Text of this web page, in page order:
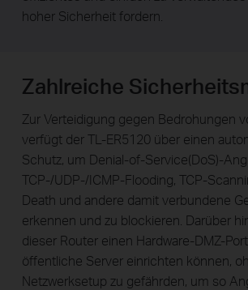
hoher Sicherheit fordern.
Zahlreiche
Zur Verteidigung gegen Bedrohungen
verfügt der TL-ER5120 über einen
Schutz, um Denial-of-Service(DoS)-
TCP-/UDP-/ICMP-Flooding, TCP-
Death und andere damit verbundene
erkennen und zu blockieren. Darüber
dieser Router einen Hardware-DMZ-
öffentliche Server einrichten können,
Netzwerksetup zu gefährden, um so